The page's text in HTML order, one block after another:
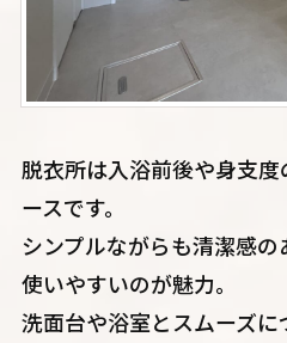
脱衣所は入浴前後や身支
ースです。
シンプルながらも清潔感
使いやすいのが魅力。
洗面台や浴室とスムーズ